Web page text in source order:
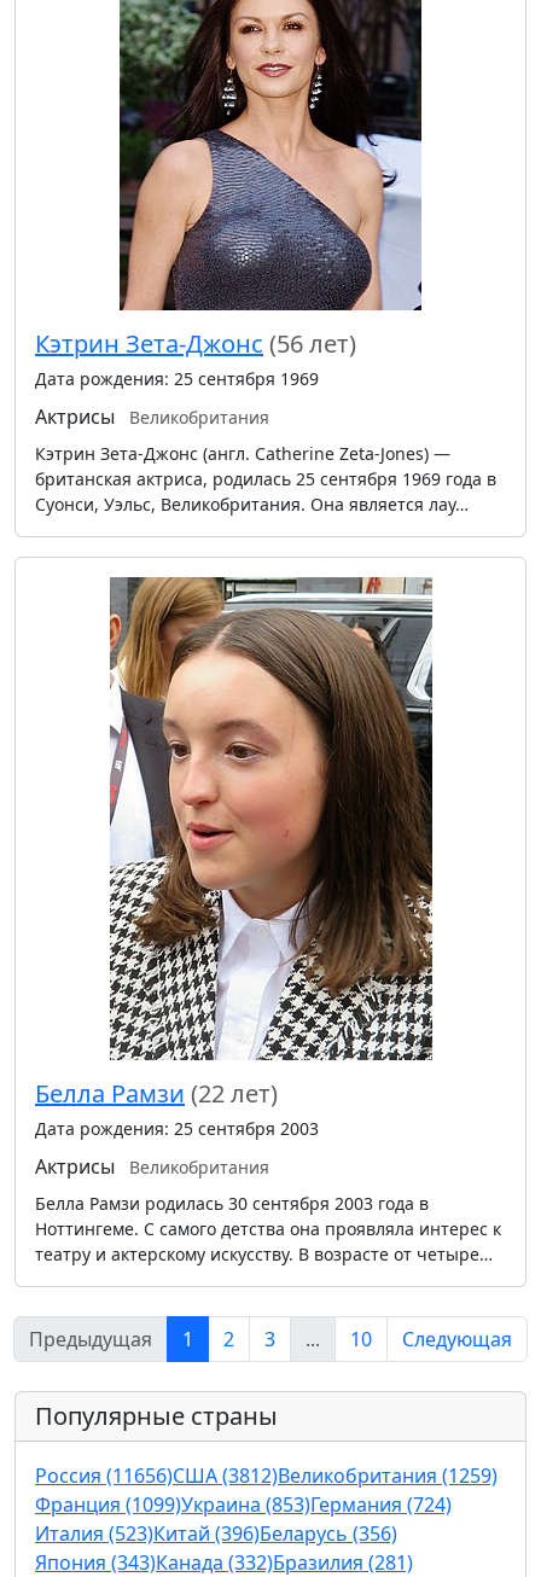
Кэтрин Зета-Джонс (56 лет)
Дата рождения: 25 сентября 1969
Актрисы
Великобритания
Кэтрин Зета-Джонс (англ. Catherine Zeta-Jones) —
британская актриса, родилась 25 сентября 1969 года в
Суонси, Уэльс, Великобритания. Она является лау…
Белла Рамзи (22 лет)
Дата рождения: 25 сентября 2003
Актрисы
Великобритания
Белла Рамзи родилась 30 сентября 2003 года в
Ноттингеме. С самого детства она проявляла интерес к
театру и актерскому искусству. В возрасте от четыре…
Предыдущая 1 2 3 ... 10 Следующая
Популярные страны
Россия (11656)США (3812)Великобритания (1259)
Франция (1099)Украина (853)Германия (724)
Италия (523)Китай (396)Беларусь (356)
Япония (343)Канада (332)Бразилия (281)